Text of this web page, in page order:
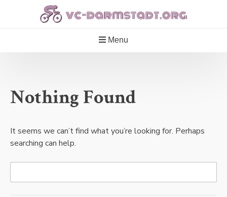
Menu
Nothing Found
It seems we can’t find what you’re looking for. Perhaps
searching can help.